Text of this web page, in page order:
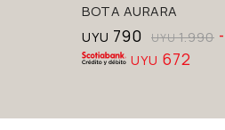
BOTA AURARA
UYU 790 UYU 1.990
UYU 672